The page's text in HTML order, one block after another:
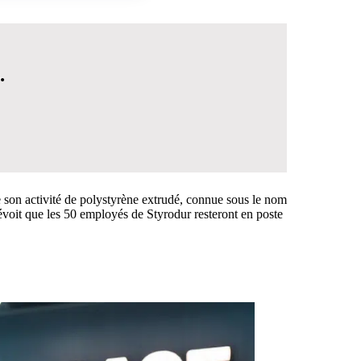
son activité de polystyrène extrudé, connue sous le nom
que les 50 employés de Styrodur resteront en poste